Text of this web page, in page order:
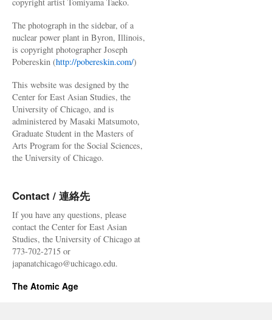
The photograph in the sidebar, of a
nuclear power plant in Byron, Illinois,
is copyright photographer Joseph
Pobereskin (http://pobereskin.com/)
This website was designed by the
Center for East Asian Studies, the
University of Chicago, and is
administered by Masaki Matsumoto,
Graduate Student in the Masters of
Arts Program for the Social Sciences,
the University of Chicago.
Contact / 連絡先
If you have any questions, please
contact the Center for East Asian
Studies, the University of Chicago at
773-702-2715 or
japanatchicago@uchicago.edu.
The Atomic Age